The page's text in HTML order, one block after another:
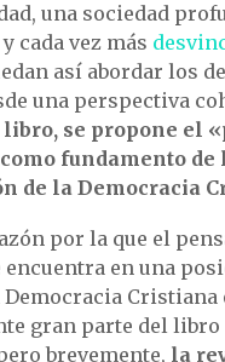
una sociedad
cada vez más
así abordar los
una perspectiva
libro, se propone el
fundamento de
de la Democracia
por la que el
en una
Cristiana
gran parte del
brevemente, la